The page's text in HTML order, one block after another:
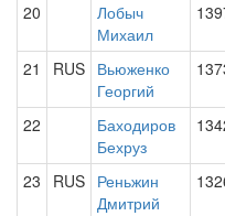
20
Лобыч
Михаил
21 RUS Вьюженко
Георгий
22
Баходиров
Бехруз
23 RUS Реньжин
Дмитрий